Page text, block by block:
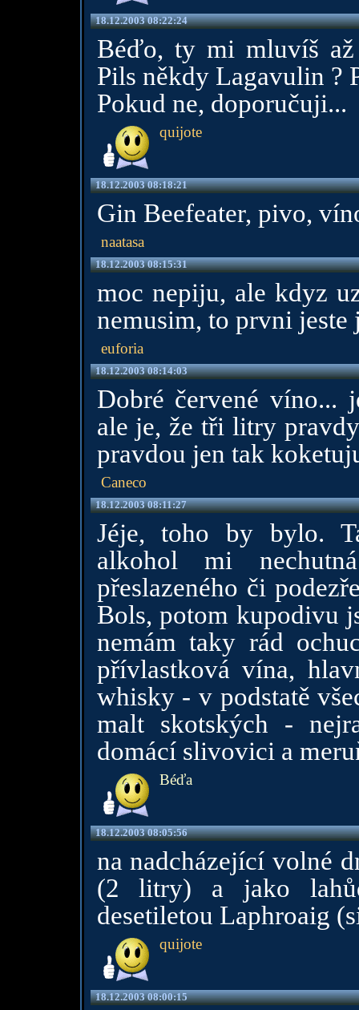
18.12.2003 08:22:24
Béďo, ty mi mluvíš až
Pils někdy Lagavulin ?
Pokud ne, doporučuji...
quijote
18.12.2003 08:18:21
Gin Beefeater, pivo,
naatasa
18.12.2003 08:15:31
moc nepiju, ale kdyz
nemusim, to prvni jeste
euforia
18.12.2003 08:14:03
Dobré červené víno...
ale je, že tři litry
pravdou jen tak
Caneco
18.12.2003 08:11:27
Jéje, toho by bylo.
alkohol mi
přeslazeného či
Bols, potom kupodivu
nemám taky rád
přívlastková vína,
whisky - v podstatě
malt skotských -
domácí slivovici a
Béďa
18.12.2003 08:05:56
na nadcházející volné
(2 litry) a jako
desetiletou Laphroaig
quijote
18.12.2003 08:00:15